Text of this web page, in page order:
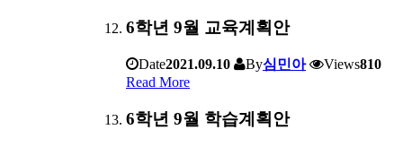
6학년 9월 교육계획안
Date2021.09.10 By심민아 Views810
Read More
6학년 9월 학습계획안